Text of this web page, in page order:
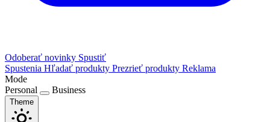
Odoberať novinky Spustiť
Spustenia Hľadať produkty Prezrieť produkty Reklama
Mode
Personal
Business
Theme